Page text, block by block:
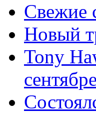
Свежие
Новый
Tony